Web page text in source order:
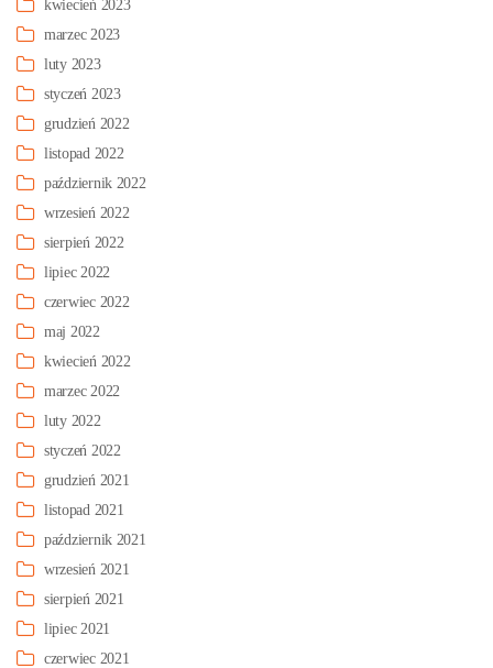
kwiecień 2023
marzec 2023
luty 2023
styczeń 2023
grudzień 2022
listopad 2022
październik 2022
wrzesień 2022
sierpień 2022
lipiec 2022
czerwiec 2022
maj 2022
kwiecień 2022
marzec 2022
luty 2022
styczeń 2022
grudzień 2021
listopad 2021
październik 2021
wrzesień 2021
sierpień 2021
lipiec 2021
czerwiec 2021